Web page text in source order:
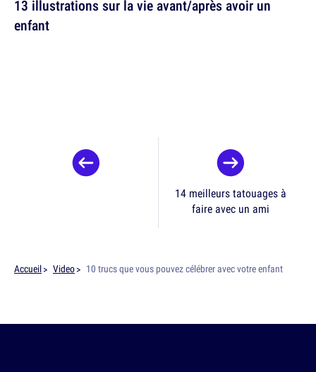
13 illustrations sur la vie avant/après avoir un
enfant
14 meilleurs tatouages à
faire avec un ami
Accueil Video 10 trucs que vous pouvez célébrer avec votre enfant